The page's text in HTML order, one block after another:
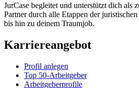
JurCase begleitet und unterstützt dich als
Partner durch alle Etappen der
bis hin zu deinem Traumjob.
Karriereangebot
Profil anlegen
Top 50-Arbeitgeber
Arbeitgeberprofile